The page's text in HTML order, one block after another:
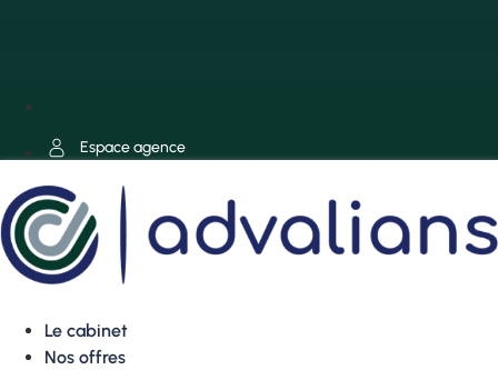
Espace agence
Le cabinet
Nos offres